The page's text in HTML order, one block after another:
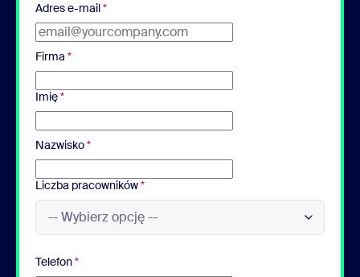
Adres e-mail*
Firma *
Imię*
Nazwisko*
Liczba pracowników*
Telefon*